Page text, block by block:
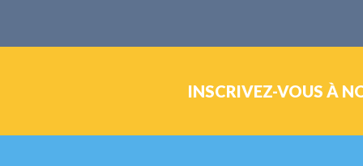
INSCRIVEZ-VOUS À